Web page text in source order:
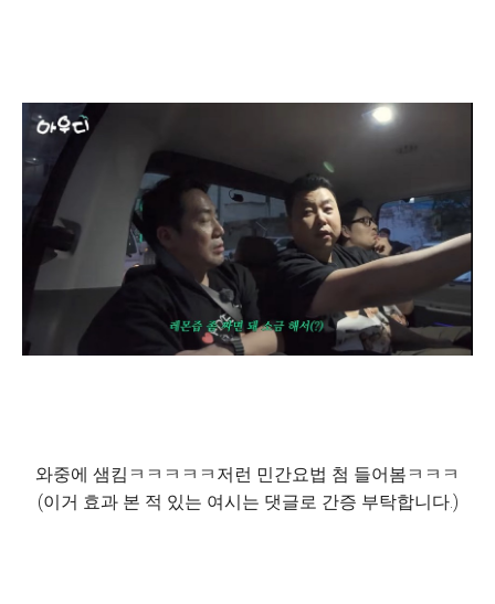
와중에 샘킴ㅋㅋㅋㅋㅋ저런 민간요법 첨 들어봄ㅋㅋㅋ
(이거 효과 본 적 있는 여시는 댓글로 간증 부탁합니다.)